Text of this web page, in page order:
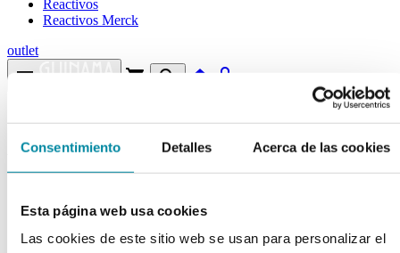
Consentimiento Detalles Acerca de las cookies
Esta página web usa cookies
Las cookies de este sitio web se usan para personalizar el
Reactivos
Reactivos Merck
outlet
menu shopping_cart search home lock
Actualmente se encuentra en:
arrow_back Ficha de producto